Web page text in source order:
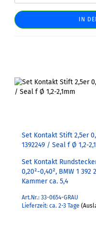
IN
Set Kontakt Stift 2,5er
1392249 / Seal f Ø 1,2-
Set Kontakt
0,20²-0,40², BMW 1 392
Kammer ca. 5,4
Art.Nr.: 33-0654-GRAU
Lieferzeit: ca. 2-3 Tage